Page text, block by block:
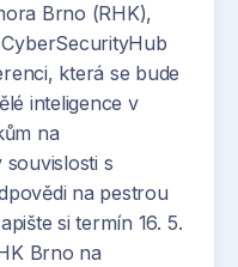
přechod i v
Teleskopická
a hydraulický
Výroba
lávek v
v roce 2023,
naplánováno na
se již začaly
o trochu větší,
Brno (RHK),
která se bude
inteligence v
na
s
na pestrou
si termín 16. 5.
Brno na